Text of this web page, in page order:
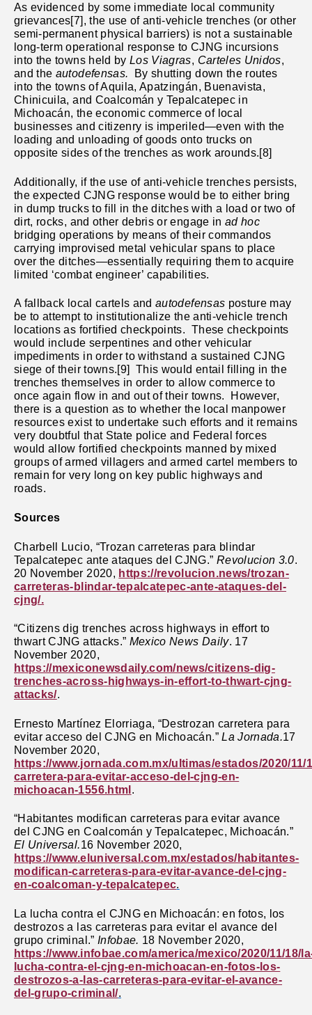
As evidenced by some immediate local community
grievances[7], the use of anti-vehicle trenches (or other
semi-permanent physical barriers) is not a sustainable
long-term operational response to CJNG incursions
into the towns held by Los Viagras, Carteles Unidos,
and the autodefensas.
By shutting down the routes
into the towns of Aquila, Apatzingán, Buenavista,
Chinicuila, and Coalcomán y Tepalcatepec in
Michoacán, the economic commerce of local
businesses and citizenry is imperiled—even with the
loading and unloading of goods onto trucks on
opposite sides of the trenches as work arounds.[8]
Additionally, if the use of anti-vehicle trenches persists,
the expected CJNG response would be to either bring
in dump trucks to fill in the ditches with a load or two of
dirt, rocks, and other debris or engage in ad hoc
bridging operations by means of their commandos
carrying improvised metal vehicular spans to place
over the ditches—essentially requiring them to acquire
limited ‘combat engineer’ capabilities.
A fallback local cartels andautodefensas posture may
be to attempt to institutionalize the anti-vehicle trench
locations as fortified checkpoints. These checkpoints
would include serpentines and other vehicular
impediments in order to withstand a sustained CJNG
siege of their towns.[9] This would entail filling in the
trenches themselves in order to allow commerce to
once again flow in and out of their towns. However,
there is a question as to whether the local manpower
resources exist to undertake such efforts and it remains
very doubtful that State police and Federal forces
would allow fortified checkpoints manned by mixed
groups of armed villagers and armed cartel members to
remain for very long on key public highways and
roads.
Sources
Charbell Lucio, “Trozan carreteras para blindar
Tepalcatepec ante ataques del CJNG.” Revolucion 3.0.
20 November 2020, https://revolucion.news/trozan-
carreteras-blindar-tepalcatepec-ante-ataques-del-
cjng/.
“Citizens dig trenches across highways in effort to
thwart CJNG attacks.” Mexico News Daily. 17
November 2020,
https://mexiconewsdaily.com/news/citizens-dig-
trenches-across-highways-in-effort-to-thwart-cjng-
attacks/.
Ernesto Martínez Elorriaga, “Destrozan carretera para
evitar acceso del CJNG en Michoacán.”La Jornada.17
November 2020,
https://www.jornada.com.mx/ultimas/estados/2020/11/
carretera-para-evitar-acceso-del-cjng-en-
michoacan-1556.html .
“Habitantes modifican carreteras para evitar avance
del CJNG en Coalcomán y Tepalcatepec, Michoacán.”
El Universal.16 November 2020,
https://www.eluniversal.com.mx/estados/habitantes-
modifican-carreteras-para-evitar-avance-del-cjng-
en-coalcoman-y-tepalcatepec.
La lucha contra el CJNG en Michoacán: en fotos, los
destrozos a las carreteras para evitar el avance del
grupo criminal.” Infobae. 18 November 2020,
https://www.infobae.com/america/mexico/2020/11/18/
lucha-contra-el-cjng-en-michoacan-en-fotos-los-
destrozos-a-las-carreteras-para-evitar-el-avance-
del-grupo-criminal/.